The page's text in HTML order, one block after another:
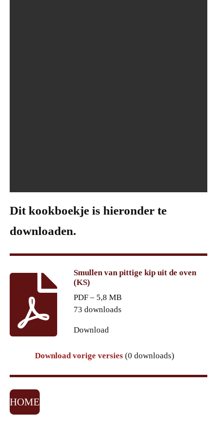
Dit kookboekje is hieronder te
downloaden.
Smullen van pittige kip uit de oven
(KS)
PDF – 5,8 MB
73 downloads
Download
Download vorige versies (0 downloads)
HOME